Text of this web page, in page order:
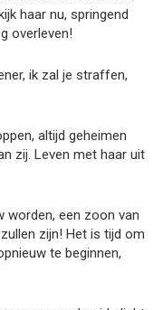
haar nu, springend
overleven!
ik zal je straffen,
altijd geheimen
zij. Leven met haar uit
worden, een zoon van
zijn! Het is tijd om
te beginnen,